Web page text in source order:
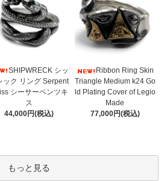
SHIPWRECK シッ
ック リング Serpent
シーサーペンツキ
ス
44,000円(税込)
Ribbon Ring Skin
Triangle Medium k24 Go
ld Plating Cover of Legio
Made
77,000円(税込)
もっと見る